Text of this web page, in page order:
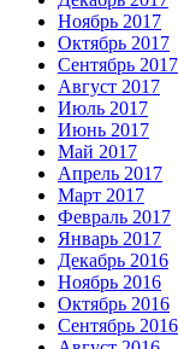
Ноябрь 2017
Октябрь 2017
Сентябрь 2017
Август 2017
Июль 2017
Июнь 2017
Май 2017
Апрель 2017
Март 2017
Февраль 2017
Январь 2017
Декабрь 2016
Ноябрь 2016
Октябрь 2016
Сентябрь 2016